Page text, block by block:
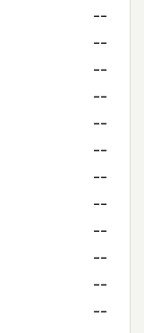
--
--
--
--
--
--
--
--
--
--
--
--